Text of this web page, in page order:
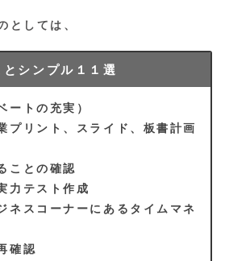
としては、
シンプル１１選
ートの充実）
プリント、スライド、板書計画
ことの確認
力テスト作成
ネスコーナーにあるタイムマネ
確認